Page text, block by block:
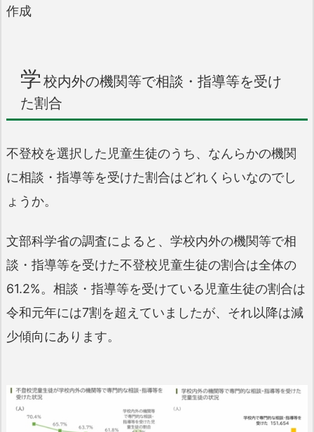
作成
学校内外の機関等で相談・指導等を受け
た割合
不登校を選択した児童生徒のうち、なんらかの機関
に相談・指導等を受けた割合はどれくらいなのでし
ょうか。
文部科学省の調査によると、学校内外の機関等で相
談・指導等を受けた不登校児童生徒の割合は全体の
61.2%。相談・指導等を受けている児童生徒の割合は
令和元年には7割を超えていましたが、それ以降は減
少傾向にあります。